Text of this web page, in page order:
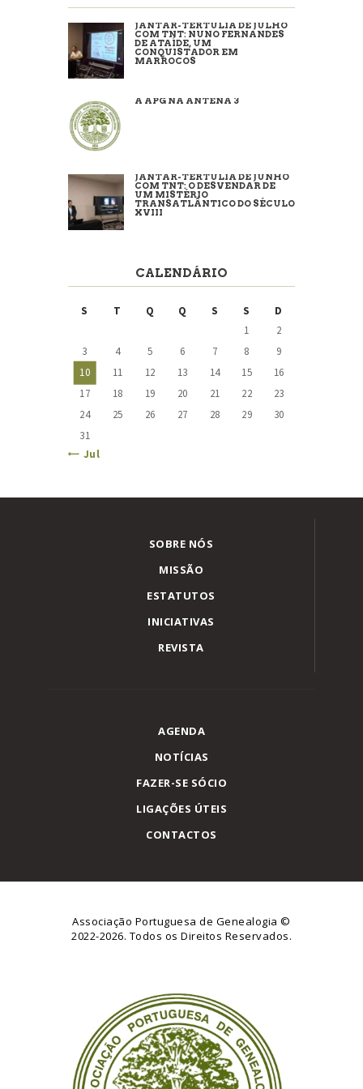
JANTAR-TERTÚLIA DE JULHO
COM TNT: NUNO FERNANDES
DE ATAÍDE, UM
CONQUISTADOR EM
MARROCOS
A APG NA ANTENA 3
JANTAR-TERTÚLIA DE JUNHO
COM TNT: O DESVENDAR DE
UM MISTÉRIO
TRANSATLÂNTICO DO SÉCULO
XVIII
CALENDÁRIO
S T Q Q S S
D
1
2
3
4 5 6 7 8
9
10
11 12 13 14 15
16
17
18 19 20 21 22
23
24
25 26 27 28 29
30
31
« Jul
SOBRE NÓS
MISSÃO
ESTATUTOS
INICIATIVAS
REVISTA
AGENDA
NOTÍCIAS
FAZER-SE SÓCIO
LIGAÇÕES ÚTEIS
CONTACTOS
Associação Portuguesa de Genealogia©
2022-2026. Todos os Direitos Reservados.